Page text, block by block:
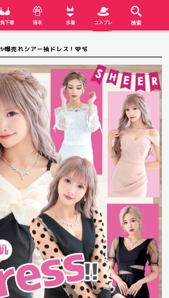
下着 浴衣 水着 コスプレ 検索
爆売れシアー袖ドレス！🩷🫧
SHOP